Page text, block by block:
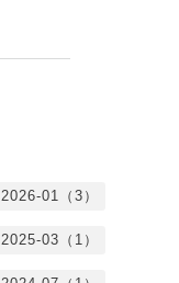
2026-01（3）
2025-03（1）